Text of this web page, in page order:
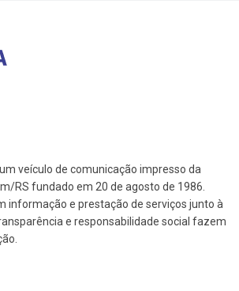
veículo de comunicação impresso da
RS fundado em 20 de agosto de 1986.
informação e prestação de serviços junto à
e responsabilidade social fazem